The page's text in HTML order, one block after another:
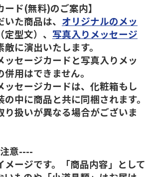
ード(無料)のご案内】
た商品は、 オリジナルのメッ
（定型文）、 写真入りメッセージ
敵に演出いたします。
セージカードと写真入りメッ
用はできません。
セージカードは、化粧箱もし
の中に商品と共に同梱されます。
り扱いが異なる場合がございま
意----
ージです。「商品内容」として